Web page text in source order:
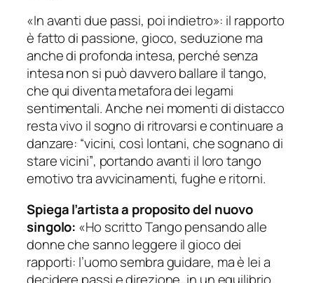
«In avanti due passi, poi indietro»: il rapporto
è fatto di passione, gioco, seduzione ma
anche di profonda intesa, perché senza
intesa non si può davvero ballare il tango,
che qui diventa metafora dei legami
sentimentali. Anche nei momenti di distacco
resta vivo il sogno di ritrovarsi e continuare a
danzare: “vicini, così lontani, che sognano di
stare vicini”, portando avanti il loro tango
emotivo tra avvicinamenti, fughe e ritorni.
Spiega l’artista a proposito del nuovo
singolo: «Ho scritto Tango pensando alle
donne che sanno leggere il gioco dei
rapporti: l’uomo sembra guidare, ma è lei a